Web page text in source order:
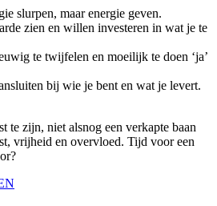
slurpen, maar energie geven.
zien en willen investeren in wat je te
te twijfelen en moeilijk te doen ‘ja’
bij wie je bent en wat je levert.
te zijn, niet alsnog een verkapte baan
vrijheid en overvloed. Tijd voor een